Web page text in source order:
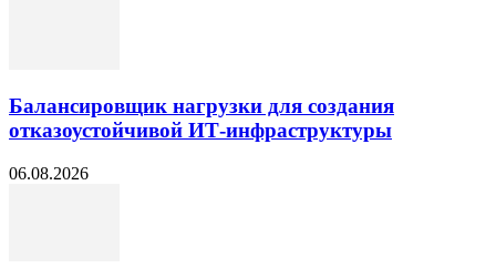
Балансировщик нагрузки для создания
отказоустойчивой ИТ-инфраструктуры
06.08.2026